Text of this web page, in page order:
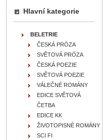
Hlavní kategorie
BELETRIE
ČESKÁ PRÓZA
SVĚTOVÁ PRÓZA
ČESKÁ POEZIE
SVĚTOVÁ POEZIE
VÁLEČNÉ ROMÁNY
EDICE SVĚTOVÁ
ČETBA
EDICE KK
ŽIVOTOPISNÉ ROMÁNY
SCI FI